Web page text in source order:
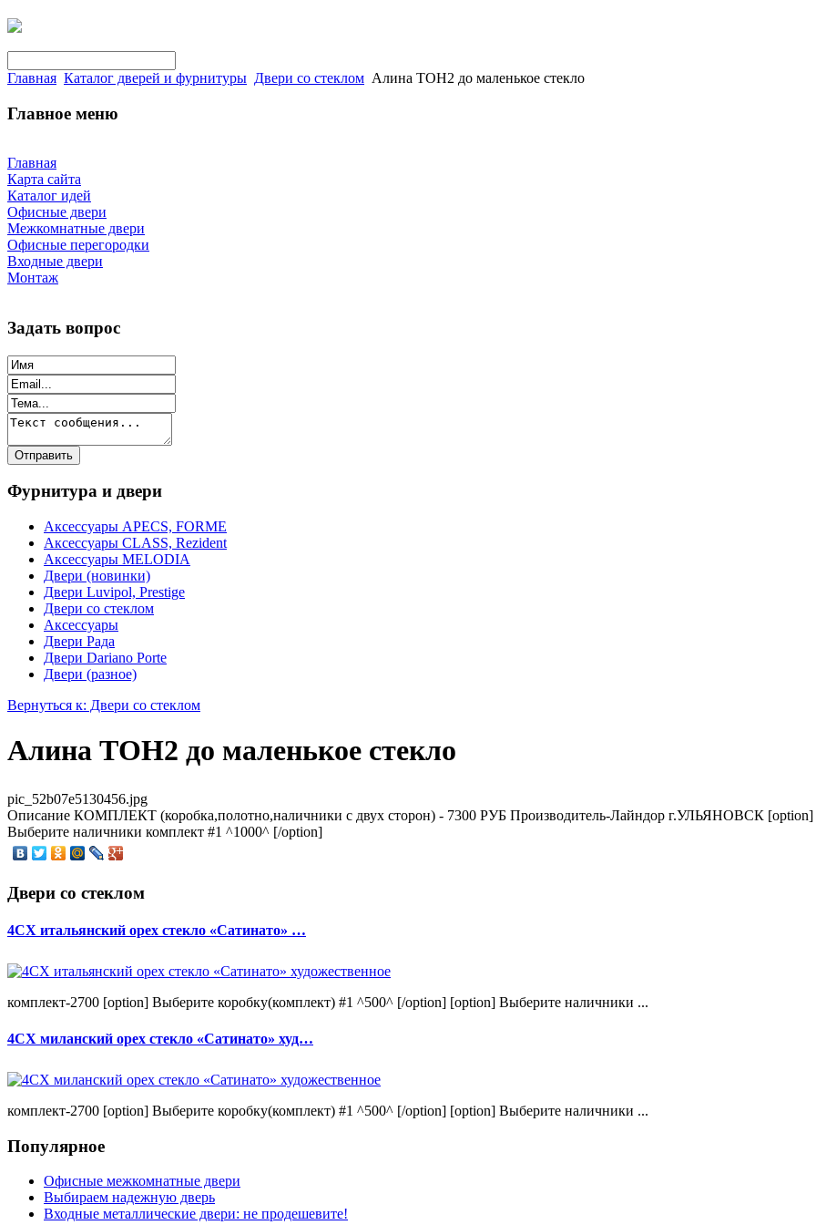
Главная Каталог дверей и фурнитуры Двери со стеклом Алина ТОН2 до маленькое стекло
Главное меню
Главная
Карта сайта
Каталог идей
Офисные двери
Межкомнатные двери
Офисные перегородки
Входные двери
Монтаж
Задать вопрос
Фурнитура и двери
Аксессуары APECS, FORME
Аксессуары CLASS, Rezident
Аксессуары MELODIA
Двери (новинки)
Двери Luvipol, Prestige
Двери со стеклом
Аксессуары
Двери Рада
Двери Dariano Porte
Двери (разное)
Вернуться к: Двери со стеклом
Алина ТОН2 до маленькое стекло
pic_52b07e5130456.jpg
Описание КОМПЛЕКТ (коробка,полотно,наличники с двух сторон) - 7300 РУБ Производитель-Лайндор г.УЛЬЯНОВСК [option]
Выберите наличники комплект #1 ^1000^ [/option]
Двери со стеклом
4CХ итальянский орех стекло «Сатинато» …
комплект-2700 [option] Выберите коробку(комплект) #1 ^500^ [/option] [option] Выберите наличники ...
4CХ миланский орех стекло «Сатинато» худ…
комплект-2700 [option] Выберите коробку(комплект) #1 ^500^ [/option] [option] Выберите наличники ...
Популярное
Офисные межкомнатные двери
Выбираем надежную дверь
Входные металлические двери: не продешевите!